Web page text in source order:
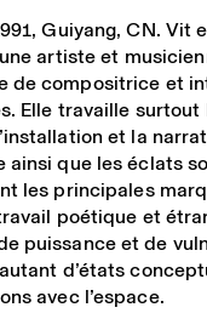
Guiyang, CN. Vit
artiste et
de compositrice et
Elle travaille surtout
et la
ainsi que les éclats
les principales
poétique et
puissance et de
d’états
avec l’espace.